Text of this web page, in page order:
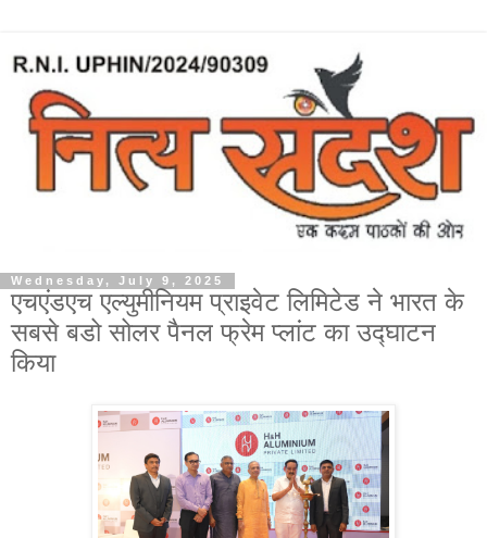
Wednesday, July 9, 2025
एचएंडएच एल्युमीनियम प्राइवेट लिमिटेड ने भारत के
सबसे बडो सोलर पैनल फ्रेम प्लांट का उद्घाटन
किया